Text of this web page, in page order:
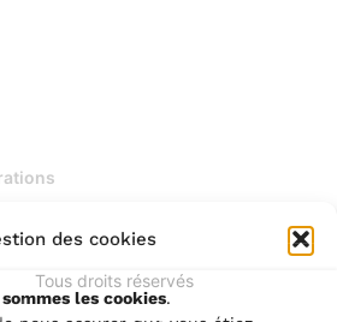
des cookies
sommes les cookies.
Tous droits réservés